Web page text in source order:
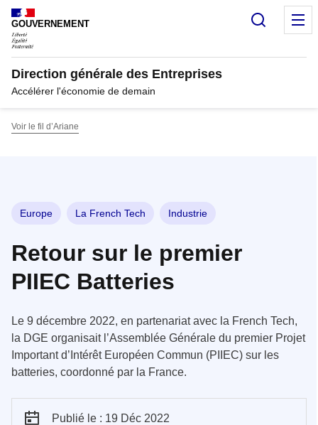
Panneau de gestion des cookies
GOUVERNEMENT
Direction générale des Entreprises
Accélérer l'économie de demain
Voir le fil d’Ariane
Europe La French Tech Industrie
Retour sur le premier
PIIEC Batteries
Le 9 décembre 2022, en partenariat avec la French Tech,
la DGE organisait l’Assemblée Générale du premier Projet
Important d’Intérêt Européen Commun (PIIEC) sur les
batteries, coordonné par la France.
Publié le : 19 Déc 2022